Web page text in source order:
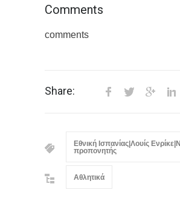
Comments
comments
Share:
Εθνική Ισπανίας|Λουίς
προπονητής
Αθλητικά